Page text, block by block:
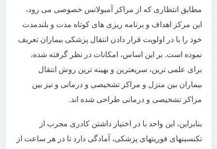
مطابق انتظاری که از مراکز آمبولانس خصوصی می رود،
این مرکز اهداف و برنامه ریزی های کوتاه مدت و بلندمدت
خود را با در اولویت قرار دادن انتقال پزشکی بیماران تعریف
نموده است. بر این اساس، امکانات در نظر گرفته شده،
برای علمی ترین، سریعترین و بهینه ترین روش انتقال
بیماران بین منزل و مراکز تشخیصی و درمانی و نیز بین
مراکز تشخیصی و درمانی طراحی شده اند.
بنابراین، این واحد با در اختیار داشتن کادری مجرب از
تکنسینهای فوریتهای پزشکی، آمادگی دارد تا در هر ساعت از